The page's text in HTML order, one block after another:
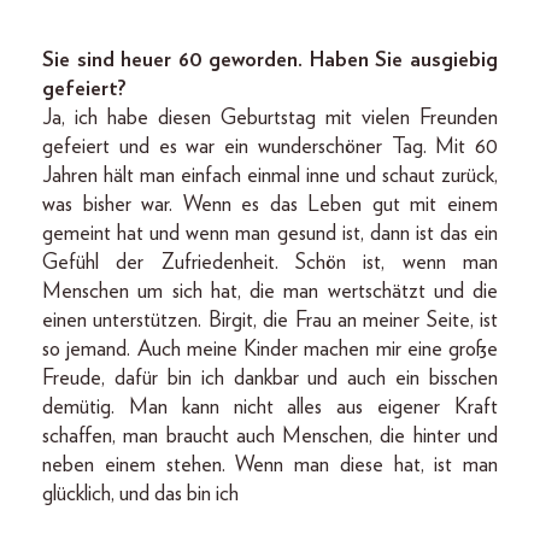
Sie sind heuer 60 geworden. Haben Sie ausgiebig
gefeiert?
Ja, ich habe diesen Geburtstag mit vielen Freunden
gefeiert und es war ein wunderschöner Tag. Mit 60
Jahren hält man einfach einmal inne und schaut zurück,
was bisher war. Wenn es das Leben gut mit einem
gemeint hat und wenn man gesund ist, dann ist das ein
Gefühl der Zufriedenheit. Schön ist, wenn man
Menschen um sich hat, die man wertschätzt und die
einen unterstützen. Birgit, die Frau an meiner Seite, ist
so jemand. Auch meine Kinder machen mir eine große
Freude, dafür bin ich dankbar und auch ein bisschen
demütig. Man kann nicht alles aus eigener Kraft
schaffen, man braucht auch Menschen, die hinter und
neben einem stehen. Wenn man diese hat, ist man
glücklich, und das bin ich